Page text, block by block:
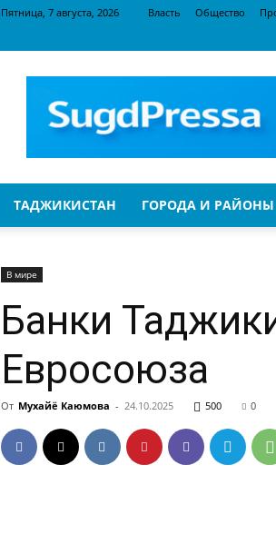
Пятница, 7 августа, 2026 Власть Общество
ТАДЖИКИСТАН ГОРОДА И РАЙОНЫ
В мире
Банки
Евросоюза
От Мухайё Каюмова - 24.10.2025 500 0